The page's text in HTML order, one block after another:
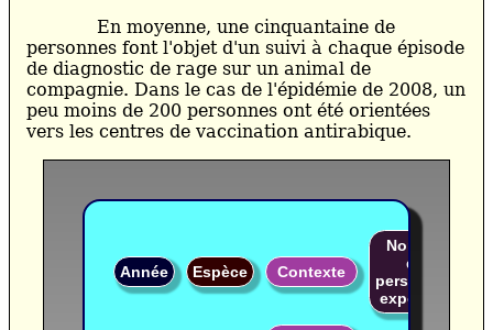
En moyenne, une cinquantaine de
personnes font l'objet d'un suivi à chaque épisode
de diagnostic de rage sur un animal de
compagnie. Dans le cas de l'épidémie de 2008, un
peu moins de 200 personnes ont été orientées
vers les centres de vaccination antirabique.
Année Espèce Contexte
Nombre
de
personnes
exposées